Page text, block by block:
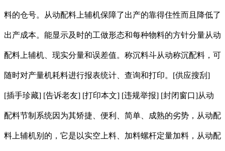
料的仓号。从动配料上辅机保障了出产的靠得住性而且降低了
出产成本。能显示及时的工做形态和每种物料的方针分量从动
配料上辅机、现实分量和误差值。称沉料斗从动称沉配料，可
随时对产量机耗料进行报表统计、查询和打印。[供应搜刮]
[插手珍藏] [告诉老友] [打印本文] [违规举报] [封闭窗口]从动
配料节制系统因为其矫捷、便利、简单、成熟的劣势，从动配
料上辅机别的，它是以实空上料、加料螺杆定量加料，从动配